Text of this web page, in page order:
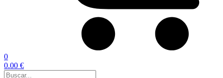
0
0.00 €